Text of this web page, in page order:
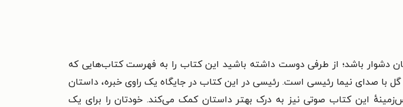
دشوار باشد؛ از طرفی دوست داشته باشید این کتاب را به فهرست کتاب‌هایی که
گل با صدای نیما رئیسی است. رئیسی در این کتاب در جایگاه یک راوی خبره، داستان
این کتاب صوتی نیز به درک بهتر داستان کمک می‌کند. خودتان را برای یک